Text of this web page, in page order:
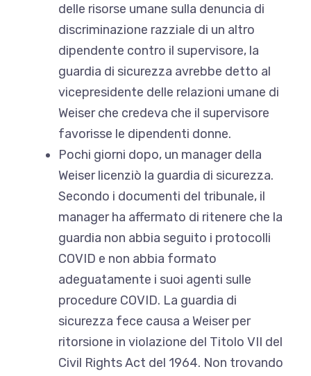
delle risorse umane sulla denuncia di
discriminazione razziale di un altro
dipendente contro il supervisore, la
guardia di sicurezza avrebbe detto al
vicepresidente delle relazioni umane di
Weiser che credeva che il supervisore
favorisse le dipendenti donne.
Pochi giorni dopo, un manager della
Weiser licenziò la guardia di sicurezza.
Secondo i documenti del tribunale, il
manager ha affermato di ritenere che la
guardia non abbia seguito i protocolli
COVID e non abbia formato
adeguatamente i suoi agenti sulle
procedure COVID. La guardia di
sicurezza fece causa a Weiser per
ritorsione in violazione del Titolo VII del
Civil Rights Act del 1964. Non trovando